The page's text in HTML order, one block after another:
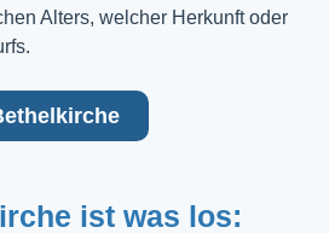
Alters, welcher Herkunft oder
ist was los: